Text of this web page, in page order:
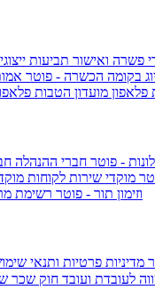
פשרה ואישור תביעות
בקומה הכשרה - פוטר
פלאפון מועדון הטבות
- פוטר חברי ההנהלה
מוקדי שירות לקוחות
וזימון תור - פוטר רשימת
מדיניות פרטיות ותנאי
לעובדת ועובד חוק שכר